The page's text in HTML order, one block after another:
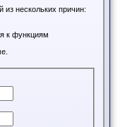
нескольких причин:
к функциям